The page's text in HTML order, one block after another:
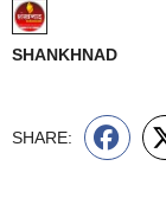
SHANKHNAD
SHARE: